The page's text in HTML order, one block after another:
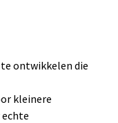
ontwikkelen die
kleinere
echte